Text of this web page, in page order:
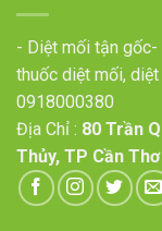
- Diệt mối tận gốc-
thuốc diệt mối,
0918000380
Địa Chỉ : 80 Trần
Thủy, TP Cần Thơ